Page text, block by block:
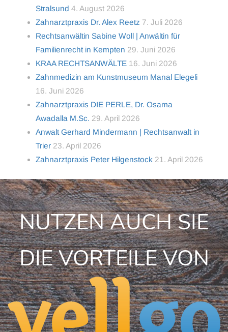
Stralsund 4. August 2026
Zahnarztpraxis Dr. Alex Reetz 7. Juli 2026
Rechtsanwältin Sabine Woll | Anwältin für
Familienrecht in Kempten 29. Juni 2026
KRAA RECHTSANWÄLTE 16. Juni 2026
Zahnmedizin am Kunstmuseum Manal Elegeli
16. Juni 2026
Zahnarztpraxis DIE PERLE, Dr. Osama
Awadalla M.Sc. 29. April 2026
Anwalt Gerhard Mindermann | Rechtsanwalt in
Trier 23. April 2026
Zahnarztpraxis Peter Hilgenstock 21. April 2026
NUTZEN AUCH SIE
DIE VORTEILE VON